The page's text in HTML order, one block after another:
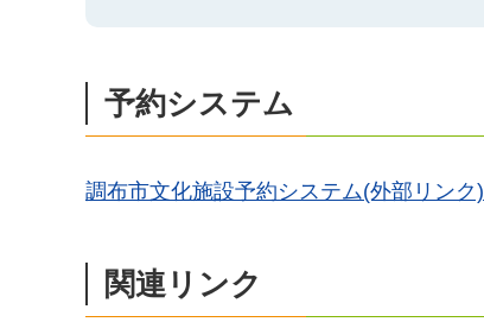
予約システム
調布市文化施設予約システム(外部リンク)
関連リンク